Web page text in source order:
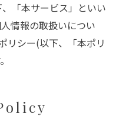
「本サービス」といい
情報の取扱いについ
リシー(以下、「本ポリ